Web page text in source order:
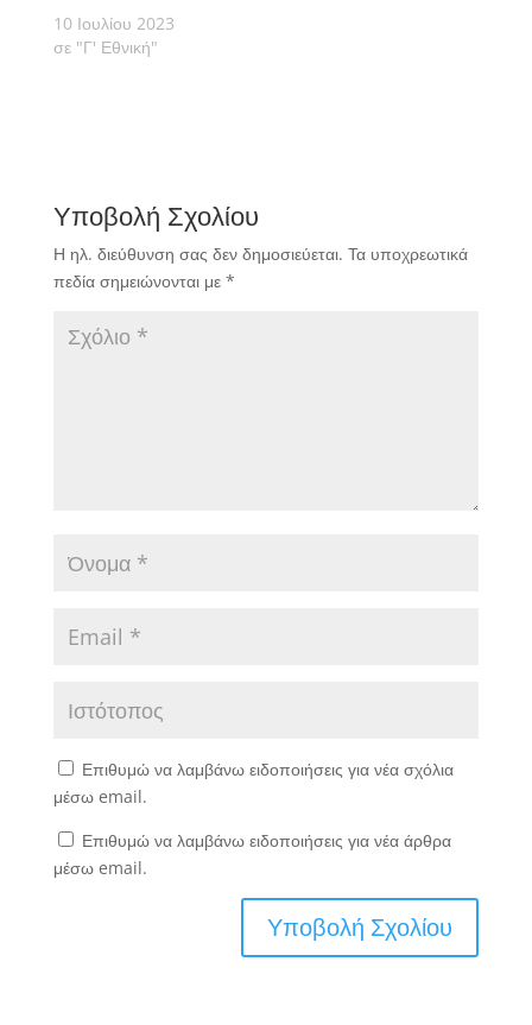
10 Ιουλίου 2023
σε "Γ' Εθνική"
Υποβολή Σχολίου
Η ηλ. διεύθυνση σας δεν δημοσιεύεται. Τα υποχρεωτικά
πεδία σημειώνονται με *
Επιθυμώ να λαμβάνω ειδοποιήσεις για νέα σχόλια
μέσω email.
Επιθυμώ να λαμβάνω ειδοποιήσεις για νέα άρθρα
μέσω email.